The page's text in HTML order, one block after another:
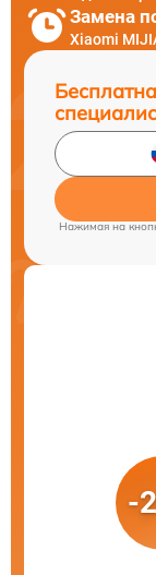
Замена
Xiaomi
Нажимая на
-